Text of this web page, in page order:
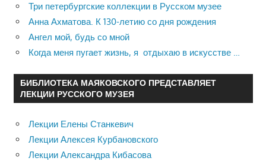
Три петербургские коллекции в Русском музее
Анна Ахматова. К 130-летию со дня рождения
Ангел мой, будь со мной
Когда меня пугает жизнь, я отдыхаю в искусстве …
БИБЛИОТЕКА МАЯКОВСКОГО ПРЕДСТАВЛЯЕТ
ЛЕКЦИИ РУССКОГО МУЗЕЯ
Лекции Елены Станкевич
Лекции Алексея Курбановского
Лекции Александра Кибасова